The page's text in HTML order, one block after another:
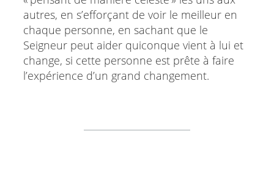
autres, en s’efforçant de voir le meilleur en
chaque personne, en sachant que le
Seigneur peut aider quiconque vient à lui et
change, si cette personne est prête à faire
l’expérience d’un grand changement.